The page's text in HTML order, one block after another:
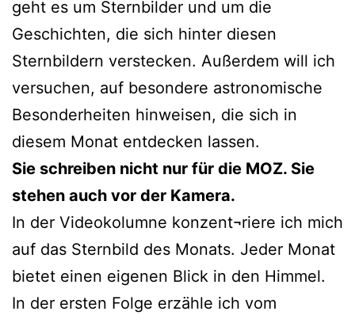
geht es um Sternbilder und um die
Geschichten, die sich hinter diesen
Sternbildern verstecken. Außerdem will ich
versuchen, auf besondere astronomische
Besonderheiten hinweisen, die sich in
diesem Monat entdecken lassen.
Sie schreiben nicht nur für die MOZ. Sie
stehen auch vor der Kamera.
In der Videokolumne konzent¬riere ich mich
auf das Sternbild des Monats. Jeder Monat
bietet einen eigenen Blick in den Himmel.
In der ersten Folge erzähle ich vom